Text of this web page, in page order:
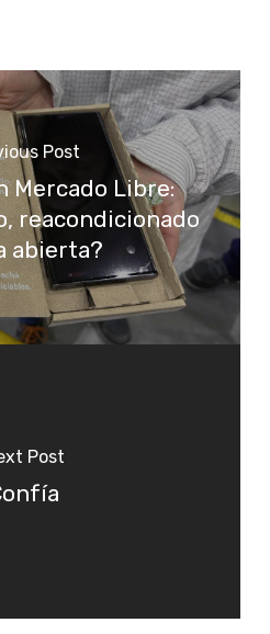
Post
Mercado Libre:
reacondicionado
abierta?
Post